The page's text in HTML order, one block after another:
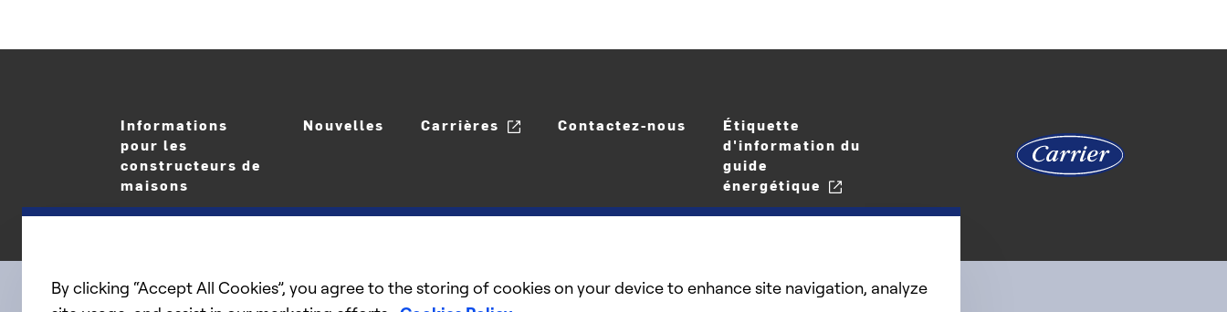
Informations
pour les
constructeurs de
maisons
Nouvelles Carrières Contactez-nous
Étiquette
d'information du
guide
énergétique
By clicking “Accept All Cookies”, you agree to the storing of cookies on your device to enhance site navigation, analyze